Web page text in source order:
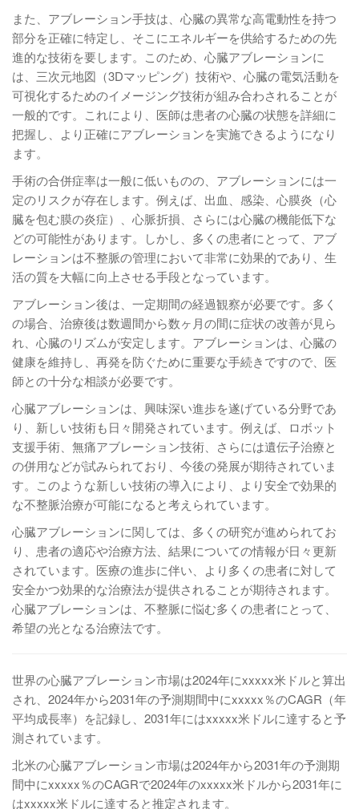
また、アブレーション手技は、心臓の異常な高電動性を持つ
部分を正確に特定し、そこにエネルギーを供給するための先
進的な技術を要します。このため、心臓アブレーションに
は、三次元地図（3Dマッピング）技術や、心臓の電気活動を
可視化するためのイメージング技術が組み合わされることが
一般的です。これにより、医師は患者の心臓の状態を詳細に
把握し、より正確にアブレーションを実施できるようになり
ます。
手術の合併症率は一般に低いものの、アブレーションには一
定のリスクが存在します。例えば、出血、感染、心膜炎（心
臓を包む膜の炎症）、心脈折損、さらには心臓の機能低下な
どの可能性があります。しかし、多くの患者にとって、アブ
レーションは不整脈の管理において非常に効果的であり、生
活の質を大幅に向上させる手段となっています。
アブレーション後は、一定期間の経過観察が必要です。多く
の場合、治療後は数週間から数ヶ月の間に症状の改善が見ら
れ、心臓のリズムが安定します。アブレーションは、心臓の
健康を維持し、再発を防ぐために重要な手続きですので、医
師との十分な相談が必要です。
心臓アブレーションは、興味深い進歩を遂げている分野であ
り、新しい技術も日々開発されています。例えば、ロボット
支援手術、無痛アブレーション技術、さらには遺伝子治療と
の併用などが試みられており、今後の発展が期待されていま
す。このような新しい技術の導入により、より安全で効果的
な不整脈治療が可能になると考えられています。
心臓アブレーションに関しては、多くの研究が進められてお
り、患者の適応や治療方法、結果についての情報が日々更新
されています。医療の進歩に伴い、より多くの患者に対して
安全かつ効果的な治療法が提供されることが期待されます。
心臓アブレーションは、不整脈に悩む多くの患者にとって、
希望の光となる治療法です。
世界の心臓アブレーション市場は2024年にxxxxx米ドルと算出
され、2024年から2031年の予測期間中にxxxxx％のCAGR（年
平均成長率）を記録し、2031年にはxxxxx米ドルに達すると予
測されています。
北米の心臓アブレーション市場は2024年から2031年の予測期
間中にxxxxx％のCAGRで2024年のxxxxx米ドルから2031年に
はxxxxx米ドルに達すると推定されます。